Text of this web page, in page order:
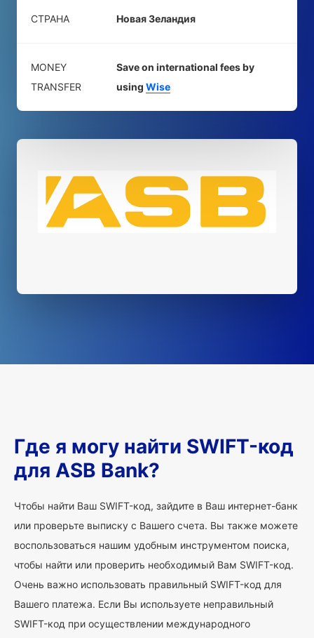
СТРАНА Новая Зеландия
MONEY
TRANSFER
Save on international fees by
using Wise
Где я могу найти SWIFT-код
для ASB Bank?
Чтобы найти Ваш SWIFT-код, зайдите в Ваш интернет-банк
или проверьте выписку с Вашего счета. Вы также можете
воспользоваться нашим удобным инструментом поиска,
чтобы найти или проверить необходимый Вам SWIFT-код.
Очень важно использовать правильный SWIFT-код для
Вашего платежа. Если Вы используете неправильный
SWIFT-код при осуществлении международного